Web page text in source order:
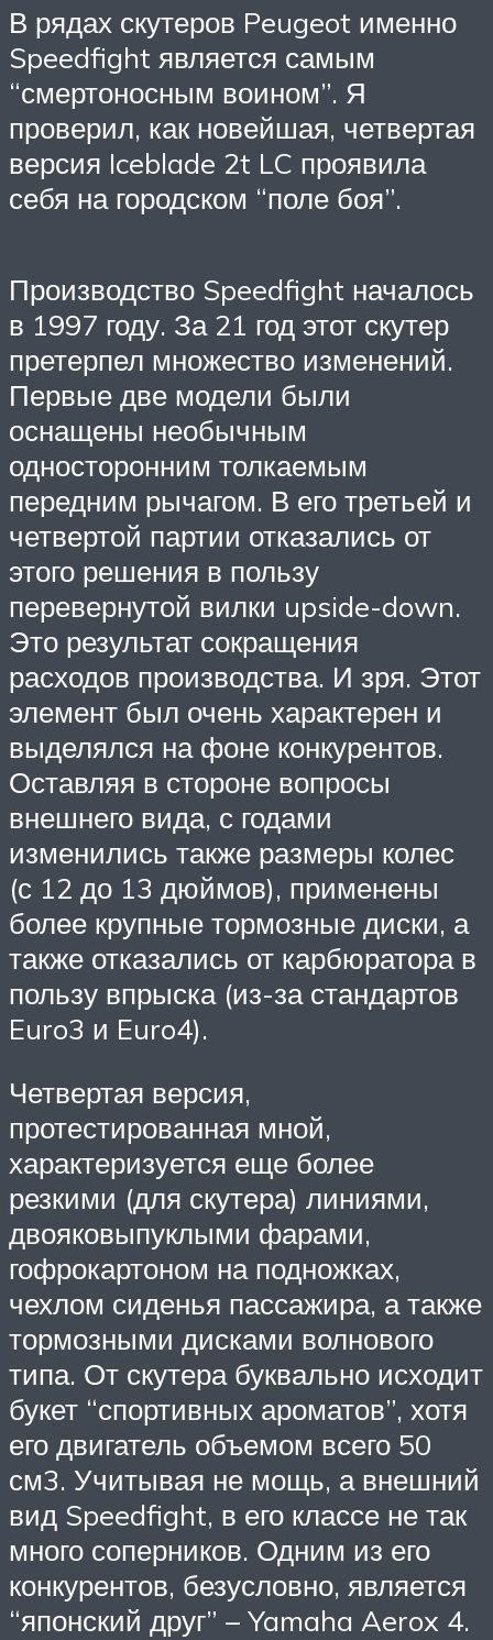
В рядах скутеров Peugeot именно
Speedfight является самым
“смертоносным воином”. Я
проверил, как новейшая, четвертая
версия Iceblade 2t LC проявила
себя на городском “поле боя”.
Производство Speedfight началось
в 1997 году. За 21 год этот скутер
претерпел множество изменений.
Первые две модели были
оснащены необычным
односторонним толкаемым
передним рычагом. В его третьей и
четвертой партии отказались от
этого решения в пользу
перевернутой вилки upside-down.
Это результат сокращения
расходов производства. И зря. Этот
элемент был очень характерен и
выделялся на фоне конкурентов.
Оставляя в стороне вопросы
внешнего вида, с годами
изменились также размеры колес
(с 12 до 13 дюймов), применены
более крупные тормозные диски, а
также отказались от карбюратора в
пользу впрыска (из-за стандартов
Euro3 и Euro4).
Четвертая версия,
протестированная мной,
характеризуется еще более
резкими (для скутера) линиями,
двояковыпуклыми фарами,
гофрокартоном на подножках,
чехлом сиденья пассажира, а также
тормозными дисками волнового
типа. От скутера буквально исходит
букет “спортивных ароматов”, хотя
его двигатель объемом всего 50
см3. Учитывая не мощь, а внешний
вид Speedfight, в его классе не так
много соперников. Одним из его
конкурентов, безусловно, является
“японский друг” – Yamaha Aerox 4.